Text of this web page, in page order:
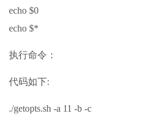
echo $0
echo $*
执行命令：
代码如下:
./getopts.sh -a 11 -b -c